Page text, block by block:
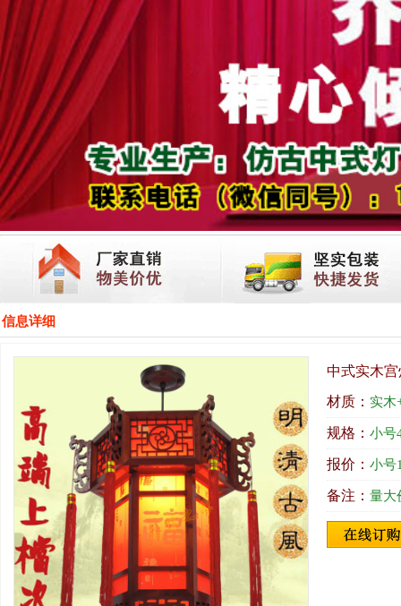
信息详细
中式实木
材质： 实木
规格： 小号
报价： 小号
备注： 量大